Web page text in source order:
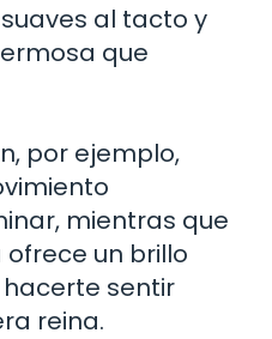
al tacto y
que
por ejemplo,
mientras que
un brillo
sentir
reina.